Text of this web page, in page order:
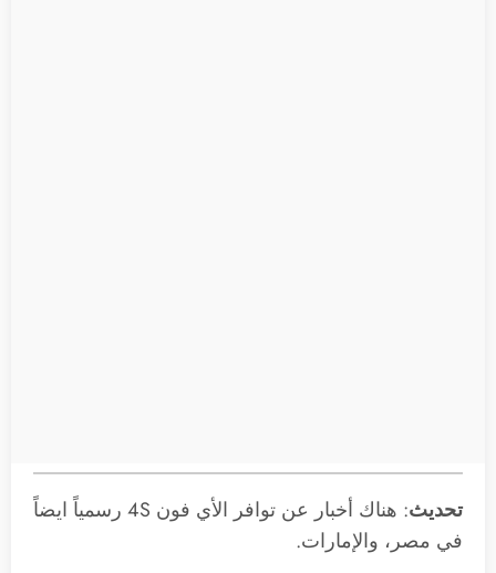
تحديث
: هناك أخبار عن توافر الأي فون 4S رسمياً ايضاً
في مصر، والإمارات.